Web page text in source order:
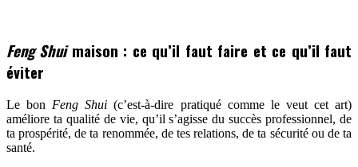
Feng Shuimaison : ce qu’il faut faire et ce qu’il faut
éviter
Le bon Feng Shui (c’est-à-dire pratiqué comme le veut cet art)
améliore ta qualité de vie, qu’il s’agisse du succès professionnel, de
ta prospérité, de ta renommée, de tes relations, de ta sécurité ou de ta
santé.